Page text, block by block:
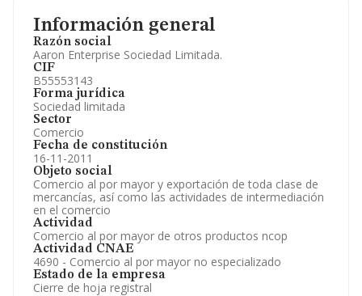
Información general
Razón social
Aaron Enterprise Sociedad Limitada.
CIF
B55553143
Forma jurídica
Sociedad limitada
Sector
Comercio
Fecha de constitución
16-11-2011
Objeto social
Comercio al por mayor y exportación de toda clase de
mercancías, así como las actividades de intermediación
en el comercio
Actividad
Comercio al por mayor de otros productos ncop
Actividad CNAE
4690 - Comercio al por mayor no especializado
Estado de la empresa
Cierre de hoja registral
Artículos de prensa publicados sobre la empresa.
Información oficial y registral complementaria.